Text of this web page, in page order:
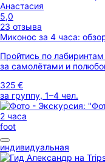
Анастасия
5,0
23 отзыва
Миконос за 4 часа:
Пройтись по
за самолётами и
325 €
за группу, 1–4 чел.
2 часа
foot
индивидуальная